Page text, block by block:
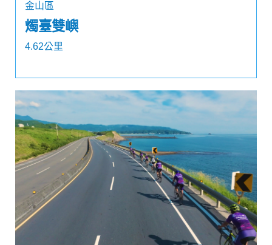
金山區
燭臺雙嶼
4.62公里